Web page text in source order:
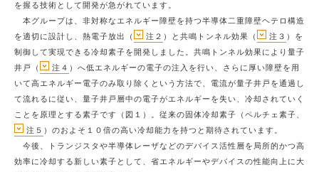
を握る技術として開発が急がれています。
本グループは、非対称なエネルギー障壁を持つ半導体二重障壁ヘテロ構造
を適切に設計し、熱電子放出（
注２ ）と共鳴トンネル効果（ 注３ ）を
制御して実現できる冷却素子を開発しました。共鳴トンネル効果により量子
井戸（
注４ ）へ低エネルギーの電子の注入を行い、さらに厚い障壁を用
いて高エネルギー電子のみ取り除くという方法で、電流が量子井戸を通過し
て流れるに従い、量子井戸層中の電子がエネルギーを失い、冷却されていく
ことを原理とする素子です（図１）。従来の固体冷却素子（ペルチェ素子、
注５ ）のおよそ１０倍の高い冷却能力を持つと期待されています。
今後、トランジスタや半導体レーザなどのデバイス活性層を局所的かつ高
効率に冷却する新しい素子として、省エネルギーやデバイスの性能向上に大